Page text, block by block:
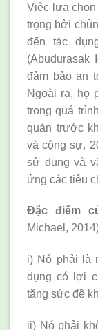
Việc lựa
trọng bởi
đến tác
(Abudurasak
đảm bảo an
Ngoài ra, họ
trong quá
quản trước
và cộng sự,
sử dụng và
ứng các tiêu
Đặc điểm
Michael,
i) Nó phải là
dụng có lợi
tăng sức đề
ii) Nó phải